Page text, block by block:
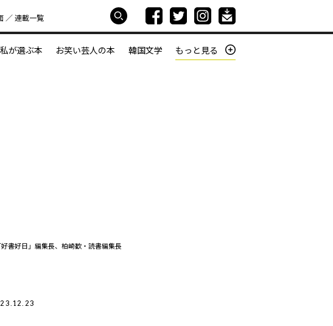
連載一覧
私が選ぶ本 お笑い芸人の本 韓国文学 もっと見る
書好日」編集長、柏崎歓・読書編集長